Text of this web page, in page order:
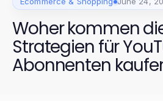
Woher kommen
Strategien für
Abonnenten